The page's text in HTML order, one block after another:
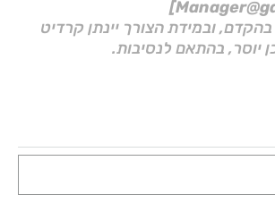
ובמידת הצורך יינתן קרדיט
יוסר, בהתאם לנסיבות.